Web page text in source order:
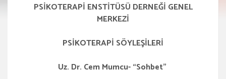
PSİKOTERAPİ ENSTİTÜSÜ DERNEĞİ GENEL
MERKEZİ
PSİKOTERAPİ SÖYLEŞİLERİ
Uz. Dr. Cem Mumcu- “Sohbet”